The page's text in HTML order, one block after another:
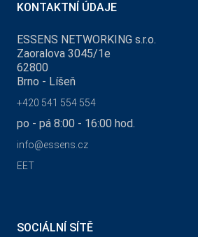
KONTAKTNÍ ÚDAJE
ESSENS NETWORKING s.r.o.
Zaoralova 3045/1e
62800
Brno - Líšeň
+420 541 554 554
po - pá 8:00 - 16:00 hod.
info@essens.cz
EET
SOCIÁLNÍ SÍTĚ